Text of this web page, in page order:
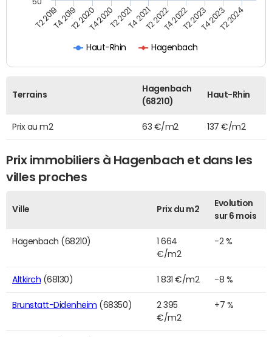
Haut-Rhin Hagenbach
T2 2019T4 2019T2 2020T4 2020T2 2021T4 2021T2 2022T4 2022T2 2023T4 2023T2 2024
Terrains
Hagenbach
(68210)
Haut-Rhin
Prix au m2 63 €/m2 137 €/m2
Prix immobiliers à Hagenbach et dans les
villes proches
Ville Prix du m2
Evolution
sur 6 mois
Hagenbach (68210)
1 664
€/m2
-2 %
Altkirch (68130) 1 831 €/m2 -8 %
Brunstatt-Didenheim (68350)
2 395
€/m2
+7 %